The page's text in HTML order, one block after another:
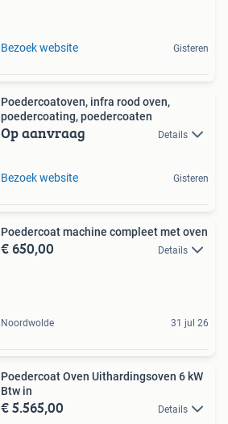
Bezoek website Gisteren
Poedercoatoven, infra rood oven,
poedercoating, poedercoaten
Op aanvraag Details
Bezoek website Gisteren
Poedercoat machine compleet met oven
€ 650,00 Details
Noordwolde 31 jul 26
Poedercoat Oven Uithardingsoven 6 kW
Btw in
€ 5.565,00 Details